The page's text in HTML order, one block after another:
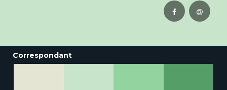
Correspondant